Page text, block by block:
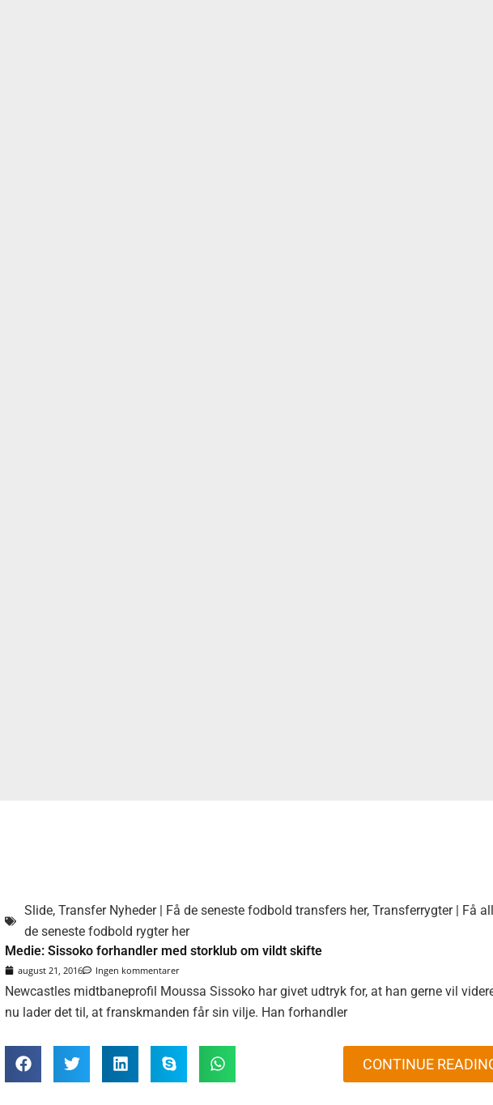
Slide,Transfer Nyheder | Få de seneste fodbold transfers her,Transferrygter | Få
de seneste fodbold rygter her
Medie: Sissoko forhandler med storklub om vildt skifte
august 21, 2016 Ingen kommentarer
Newcastles midtbaneprofil Moussa Sissoko har givet udtryk for, at han gerne vil
nu lader det til, at franskmanden får sin vilje. Han forhandler
CONTINUE